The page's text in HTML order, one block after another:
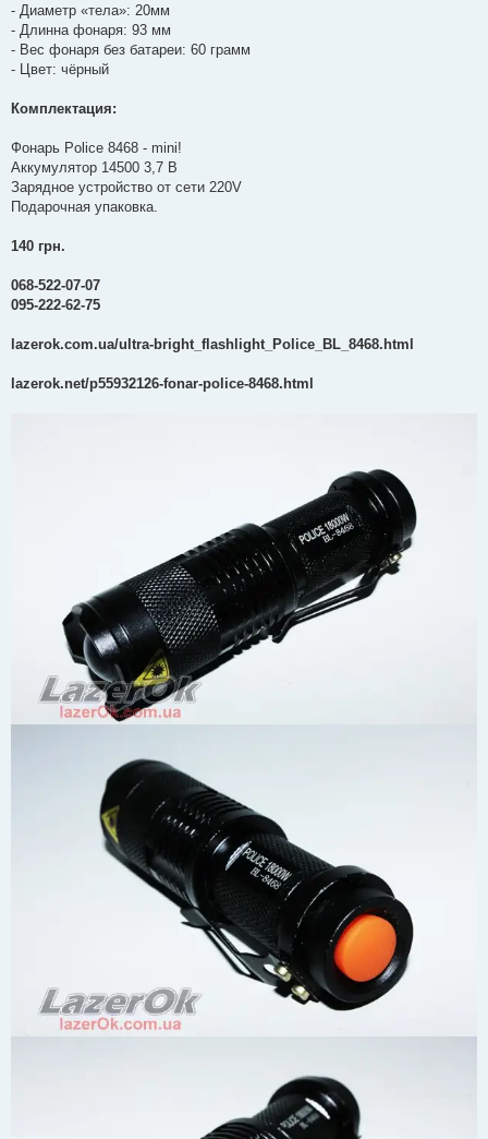
- Диаметр «тела»: 20мм
- Длинна фонаря: 93 мм
- Вес фонаря без батареи: 60 грамм
- Цвет: чёрный
Комплектация:
Фонарь Police 8468 - mini!
Аккумулятор 14500 3,7 В
Зарядное устройство от сети 220V
Подарочная упаковка.
140 грн.
068-522-07-07
095-222-62-75
lazerok.com.ua/ultra-bright_flashlight_Police_BL_8468.html
lazerok.net/p55932126-fonar-police-8468.html